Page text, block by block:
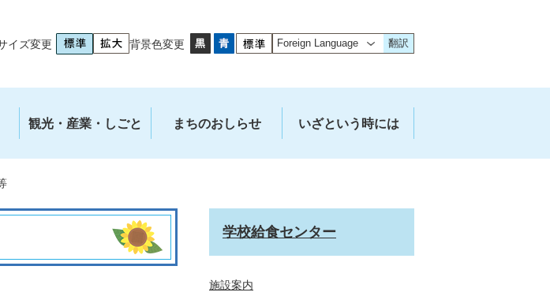
イズ変更 背景色変更 翻訳
観光・産業・しごと まちのおしらせ いざという時には
学校給食センター
施設案内